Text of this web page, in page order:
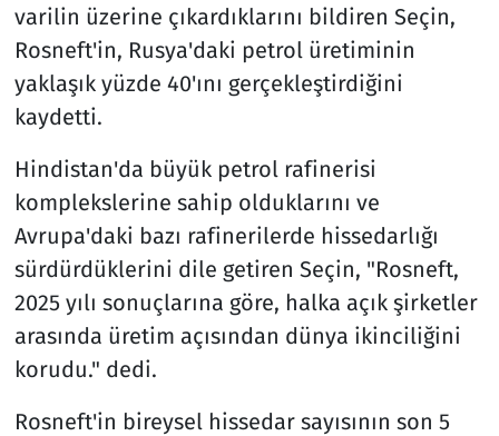
varilin üzerine çıkardıklarını bildiren Seçin,
Rosneft'in, Rusya'daki petrol üretiminin
yaklaşık yüzde 40'ını gerçekleştirdiğini
kaydetti.
Hindistan'da büyük petrol rafinerisi
komplekslerine sahip olduklarını ve
Avrupa'daki bazı rafinerilerde hissedarlığı
sürdürdüklerini dile getiren Seçin, "Rosneft,
2025 yılı sonuçlarına göre, halka açık şirketler
arasında üretim açısından dünya ikinciliğini
korudu." dedi.
Rosneft'in bireysel hissedar sayısının son 5